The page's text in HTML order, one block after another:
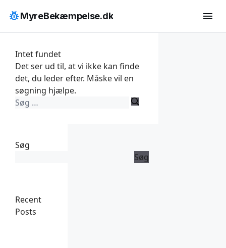
indhold
pest_controlMyreBekæmpelse.dk menu
Intet fundet
Det ser ud til, at vi ikke kan finde
det, du leder efter. Måske vil en
søgning hjælpe.
Søg
Søg
Søg
Recent
Posts